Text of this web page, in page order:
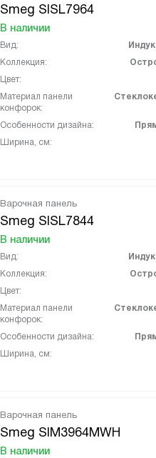
Smeg SISL7964
В наличии
Вид:
Коллекция:
Цвет:
Материал панели
конфорок:
Особенности дизайна:
Ширина, см:
Варочная панель
Smeg SISL7844
В наличии
Вид:
Коллекция:
Цвет:
Материал панели
конфорок:
Особенности дизайна:
Ширина, см:
Варочная панель
Smeg SIM3964MWH
В наличии